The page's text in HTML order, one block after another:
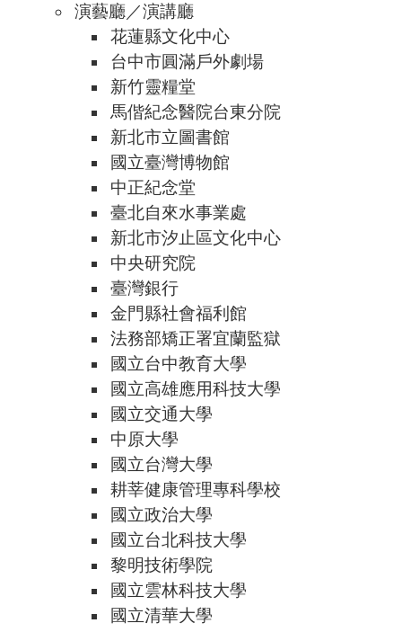
演藝廳／演講廳
花蓮縣文化中心
台中市圓滿戶外劇場
新竹靈糧堂
馬偕紀念醫院台東分院
新北市立圖書館
國立臺灣博物館
中正紀念堂
臺北自來水事業處
新北市汐止區文化中心
中央研究院
臺灣銀行
金門縣社會福利館
法務部矯正署宜蘭監獄
國立台中教育大學
國立高雄應用科技大學
國立交通大學
中原大學
國立台灣大學
耕莘健康管理專科學校
國立政治大學
國立台北科技大學
黎明技術學院
國立雲林科技大學
國立清華大學